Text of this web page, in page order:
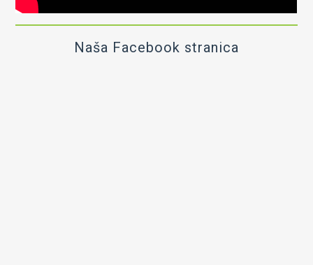
Naša Facebook stranica